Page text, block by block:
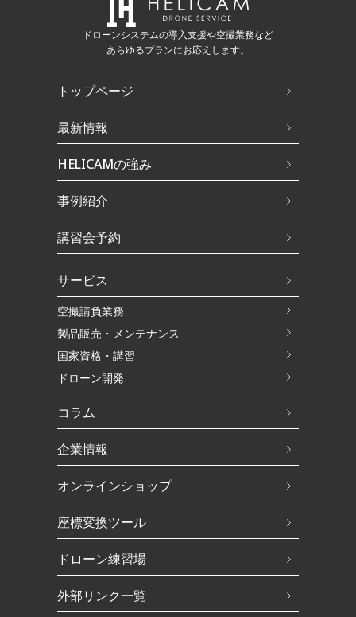
ドローンシステムの導入支援や空撮業務など
あらゆるプランにお応えします。
トップページ
最新情報
HELICAMの強み
事例紹介
講習会予約
サービス
空撮請負業務
製品販売・メンテナンス
国家資格・講習
ドローン開発
コラム
企業情報
オンラインショップ
座標変換ツール
ドローン練習場
外部リンク一覧